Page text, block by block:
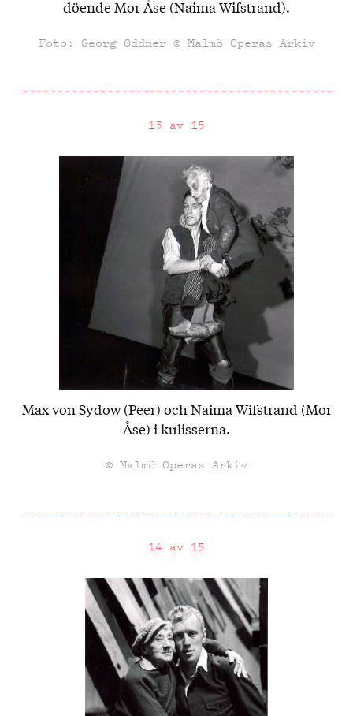
döende Mor Åse (Naima Wifstrand).
Foto: Georg Oddner © Malmö Operas Arkiv
13 av 15
Max von Sydow (Peer) och Naima Wifstrand (Mor
Åse) i kulisserna.
© Malmö Operas Arkiv
14 av 15